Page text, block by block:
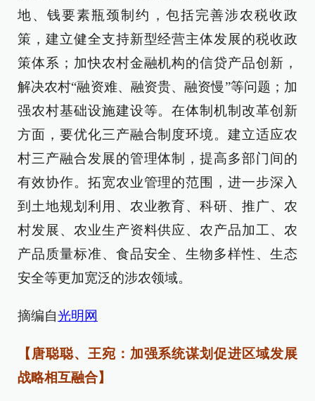
地、钱要素瓶颈制约，包括完善涉农税收政
策，建立健全支持新型经营主体发展的税收政
策体系；加快农村金融机构的信贷产品创新，
解决农村“融资难、融资贵、融资慢”等问题；加
强农村基础设施建设等。在体制机制改革创新
方面，要优化三产融合制度环境。建立适应农
村三产融合发展的管理体制，提高多部门间的
有效协作。拓宽农业管理的范围，进一步深入
到土地规划利用、农业教育、科研、推广、农
村发展、农业生产资料供应、农产品加工、农
产品质量标准、食品安全、生物多样性、生态
安全等更加宽泛的涉农领域。
摘编自光明网
【唐聪聪、王宛：加强系统谋划促进区域发展
战略相互融合】